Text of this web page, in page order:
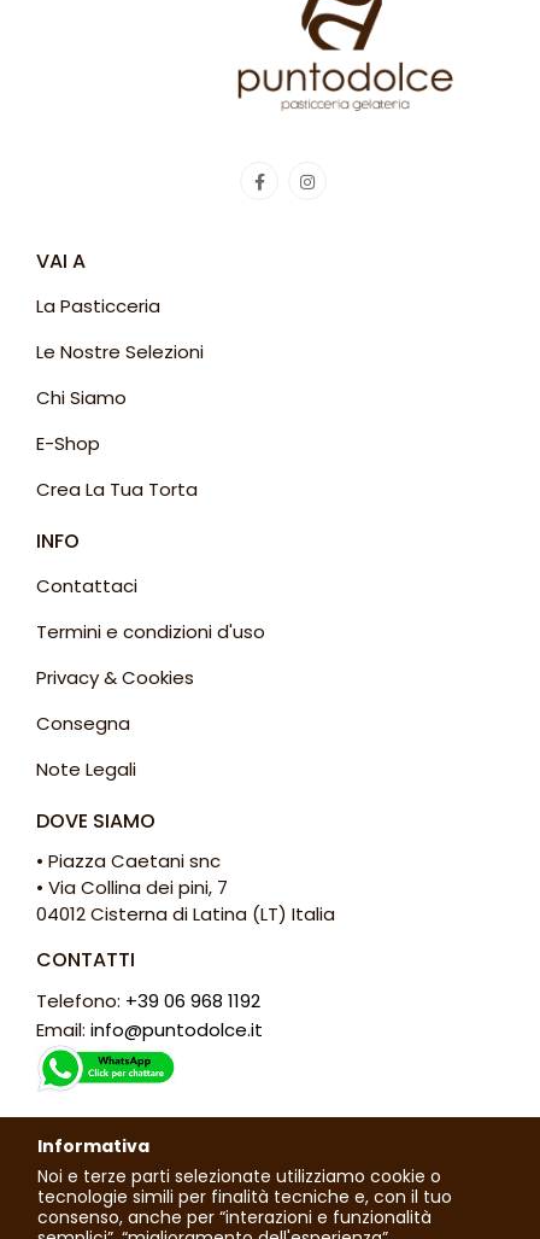
VAI A
La Pasticceria
Le Nostre Selezioni
Chi Siamo
E-Shop
Crea La Tua Torta
INFO
Contattaci
Termini e condizioni d'uso
Privacy & Cookies
Consegna
Note Legali
DOVE SIAMO
• Piazza Caetani snc
• Via Collina dei pini, 7
04012 Cisterna di Latina (LT) Italia
CONTATTI
Telefono: +39 06 968 1192
Email: info@puntodolce.it
ORARI
Lunedì: chiuso
Martedì - Sabato: 7:30 - 13:00 / 16:00 - 20:00
Domenica: 7:30 - 13:30
Informativa
Noi e terze parti selezionate utilizziamo cookie o
tecnologie simili per finalità tecniche e, con il tuo
consenso, anche per “interazioni e funzionalità